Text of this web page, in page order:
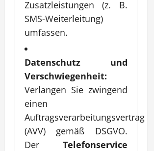
Zusatzleistungen (z. B.
SMS-Weiterleitung)
umfassen.
Datenschutz und
Verschwiegenheit:
Verlangen Sie zwingend
einen
Auftragsverarbeitungsvertrag
(AVV) gemäß DSGVO.
Der Telefonservice